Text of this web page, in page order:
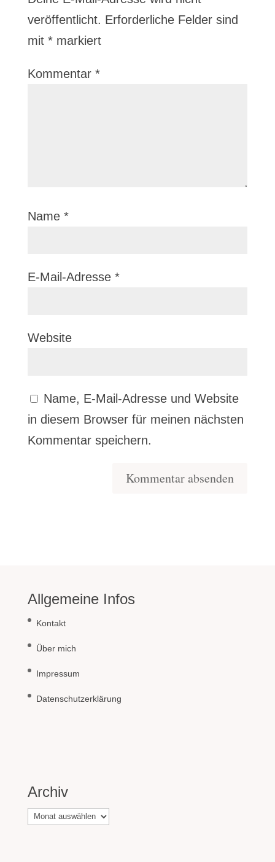
veröffentlicht. Erforderliche Felder sind
mit *markiert
Kommentar *
Name *
E-Mail-Adresse *
Website
Name, E-Mail-Adresse und Website
in diesem Browser für meinen nächsten
Kommentar speichern.
Allgemeine Infos
Kontakt
Über mich
Impressum
Datenschutzerklärung
Archiv
Archiv